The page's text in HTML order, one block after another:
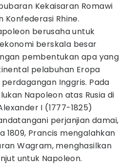
Kekaisaran Romawi
Konfederasi Rhine.
berusaha untuk
berskala besar
pembentukan apa yang
pelabuhan Eropa
Inggris. Pada
Napoleon atas Rusia di
I (1777-1825)
perjanjian damai,
1809, Prancis mengalahkan
Wagram, menghasilkan
untuk Napoleon.